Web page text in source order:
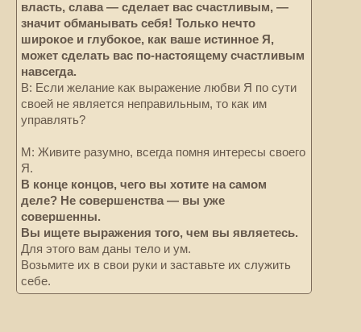
власть, слава — сделает вас счастливым, —
значит обманывать себя! Только нечто
широкое и глубокое, как ваше истинное Я,
может сделать вас по-настоящему счастливым
навсегда.
В: Если желание как выражение любви Я по сути
своей не является неправильным, то как им
управлять?
М: Живите разумно, всегда помня интересы своего
Я.
В конце концов, чего вы хотите на самом
деле? Не совершенства — вы уже
совершенны.
Вы ищете выражения того, чем вы являетесь.
Для этого вам даны тело и ум.
Возьмите их в свои руки и заставьте их служить
себе.